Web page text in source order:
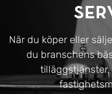
När du köper eller
du branschens
tilläggstjänster,